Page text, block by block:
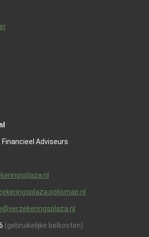
Financieel Adviseurs
(gebruikelijke belkosten)